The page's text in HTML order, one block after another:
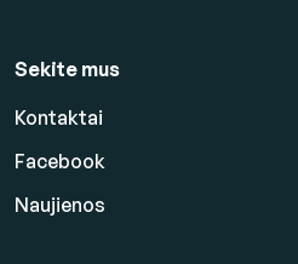
Sekite mus
Kontaktai
Facebook
Naujienos